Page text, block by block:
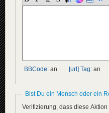
BBCode: an [url] Tag: an
Bist Du ein Mensch oder ein
Verifizierung, dass diese